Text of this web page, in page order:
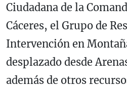
Ciudadana de la
Cáceres, el Grupo de
Intervención en
desplazado desde
además de otros